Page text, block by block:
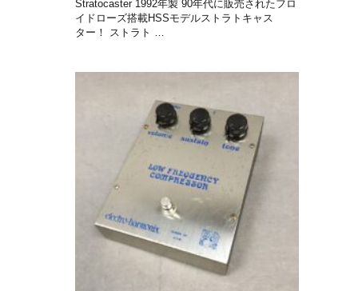
Stratocaster 1992年製 90年代に販売されたフロ
イドローズ搭載HSSモデルストラトキャス
ター！ ストラト …